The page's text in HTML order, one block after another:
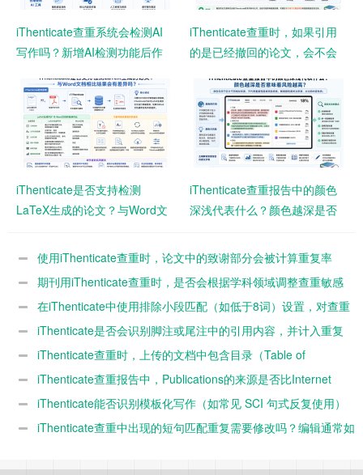
iThenticate查重系统会检测AI
写作吗？新增AI检测功能后作
iThenticate查重时，如果引用
的是已经撤回的论文，会不会
iThenticate是否支持检测
LaTeX生成的论文？与Word文
iThenticate查重报告中的颜色
深浅代表什么？颜色越深是否
使用iThenticate查重时，论文中的致谢部分会被计算重复率
吗？期刊用iThenticate查重时，是否会根据学科领域调整查重敏感
度？在iThenticate中使用排除小段匹配（如低于8词）设置，对查重
结果影响有多大？
iThenticate是否会识别脚注或尾注中的引用内容，并计入重复
率？iThenticate查重时，上传的文档中包含目录（Table of
Contents）是否会影响最终重复率？
iThenticate查重报告中，Publications的来源是否比Internet
Sources风险更高？
iThenticate能否识别模板化写作（如常见 SCI 句式反复使用）
并判定为高重复？
iThenticate查重中出现的短句匹配重复需要修改吗？编辑通常如